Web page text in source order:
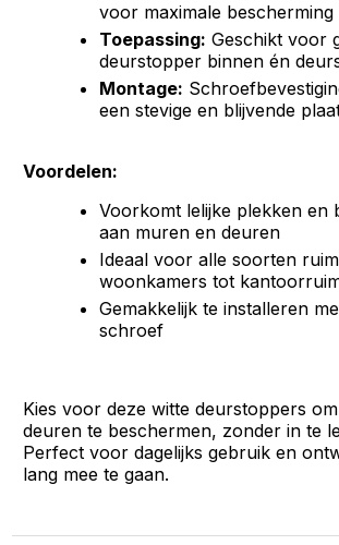
voor maximale bescherming
Toepassing: Geschikt voor
deurstopper binnen én
Montage:
een stevige en blijvende
Voordelen:
Voorkomt lelijke plekken en
aan muren en deuren
Ideaal voor alle soorten
woonkamers tot
Gemakkelijk te installeren
schroef
Kies voor deze witte deurstoppers
deuren te beschermen, zonder in te
Perfect voor dagelijks gebruik en
lang mee te gaan.